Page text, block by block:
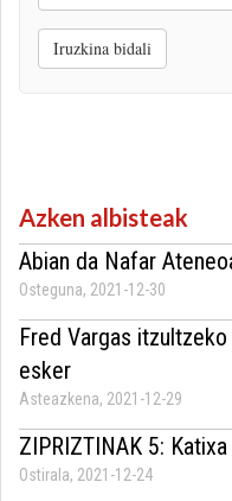
Iruzkina bidali
Azken albisteak
Abian da Nafar
Osteguna, 2021-12-30
Fred Vargas
esker
Asteazkena, 2021-12-29
ZIPRIZTINAK 5:
Ostirala, 2021-12-24